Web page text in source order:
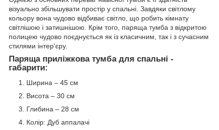
візуально збільшувати простір у спальні. Завдяки світлому
кольору вона чудово відбиває світло, що робить кімнату
світлішою і затишнішою. Крім того, паряща тумба з відкритою
полицею чудово поєднується як із класичним, так і з сучасним
стилями інтер'єру.
Паряща приліжкова тумба для спальні -
габарити:
Ширина – 45 см
Висота – 30 см
Глибина – 28 см
Колір: Дуб аппалачі